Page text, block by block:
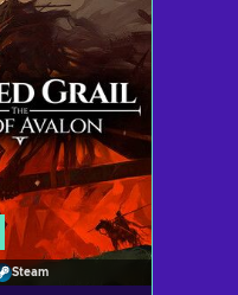
Steam